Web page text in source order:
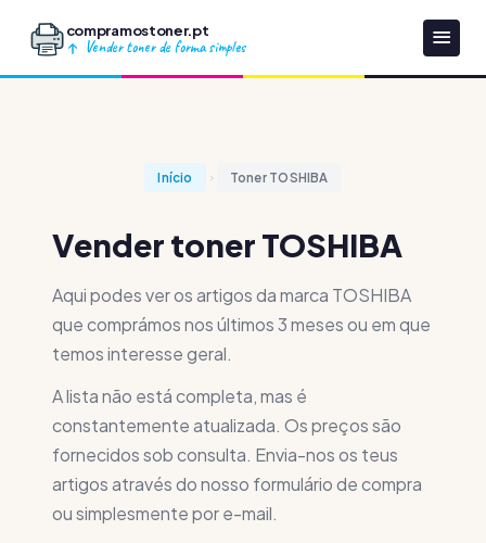
compramostoner.pt
Vender toner de forma simples
Início Toner TOSHIBA
Vender toner TOSHIBA
Aqui podes ver os artigos da marca TOSHIBA
que comprámos nos últimos 3 meses ou em que
temos interesse geral.
A lista não está completa, mas é
constantemente atualizada. Os preços são
fornecidos sob consulta. Envia-nos os teus
artigos através do nosso formulário de compra
ou simplesmente por e-mail.